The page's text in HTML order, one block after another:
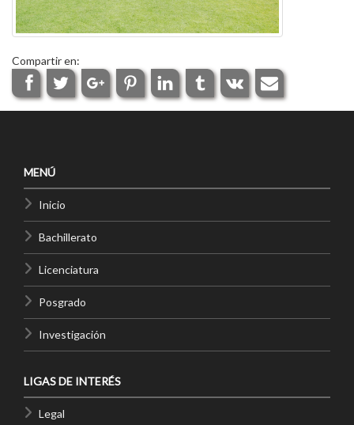
Compartir en:
MENÚ
Inicio
Bachillerato
Licenciatura
Posgrado
Investigación
LIGAS DE INTERÉS
Legal